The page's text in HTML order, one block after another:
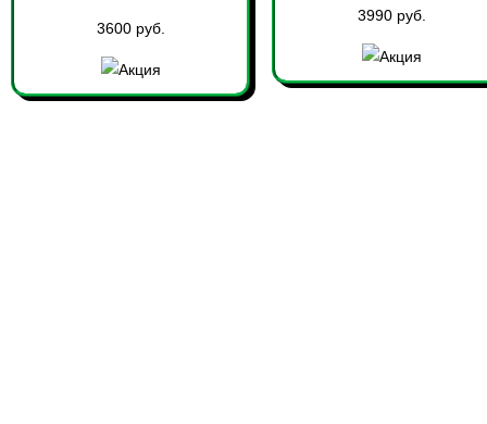
3600 руб.
3990 руб.